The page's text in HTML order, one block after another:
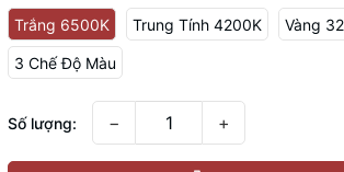
Trắng 6500K Trung Tính 4200K Vàng
3 Chế Độ Màu
Số lượng: − +